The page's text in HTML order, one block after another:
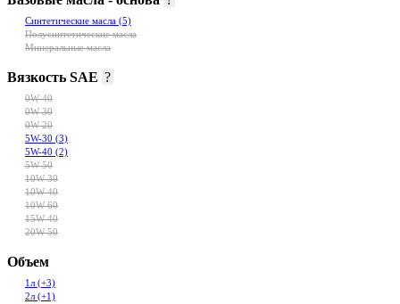
Синтетические масла (5)
Полусинтетические масла
Минеральные масла
Вязкость SAE ?
0W-40
0W-30
0W-20
5W-30 (3)
5W-40 (2)
5W-50
10W-30
10W-40
10W-60
15W-40
20W-50
Объем
1л (+3)
2л (+1)